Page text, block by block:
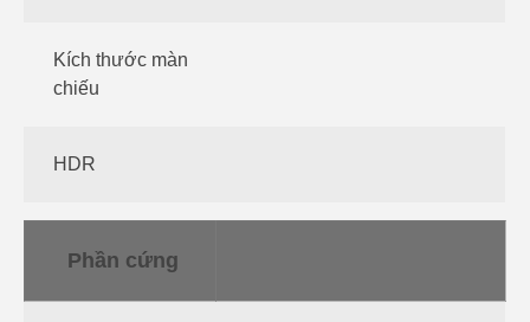
Kích thước màn
chiếu
HDR
Phần cứng